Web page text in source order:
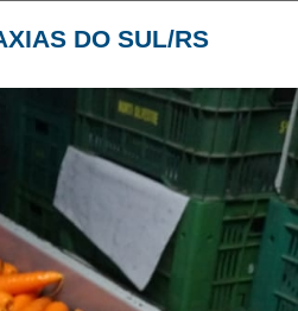
DO SUL/RS